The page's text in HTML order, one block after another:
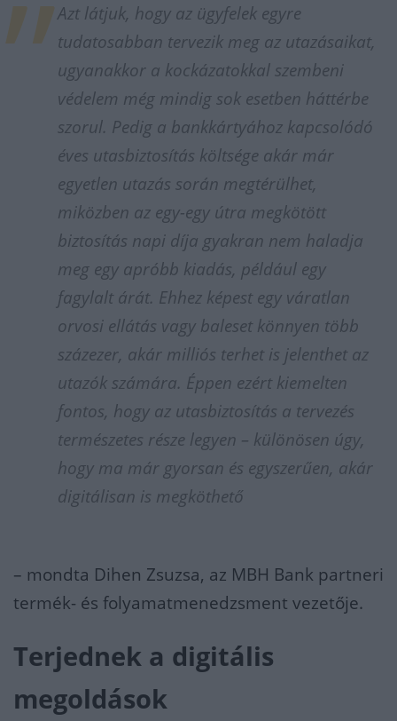
Azt látjuk, hogy az ügyfelek egyre
tudatosabban tervezik meg az utazásaikat,
ugyanakkor a kockázatokkal szembeni
védelem még mindig sok esetben háttérbe
szorul. Pedig a bankkártyához kapcsolódó
éves utasbiztosítás költsége akár már
egyetlen utazás során megtérülhet,
miközben az egy-egy útra megkötött
biztosítás napi díja gyakran nem haladja
meg egy apróbb kiadás, például egy
fagylalt árát. Ehhez képest egy váratlan
orvosi ellátás vagy baleset könnyen több
százezer, akár milliós terhet is jelenthet az
utazók számára. Éppen ezért kiemelten
fontos, hogy az utasbiztosítás a tervezés
természetes része legyen – különösen úgy,
hogy ma már gyorsan és egyszerűen, akár
digitálisan is megköthető
– mondta Dihen Zsuzsa, az MBH Bank partneri
termék- és folyamatmenedzsment vezetője.
Terjednek a digitális
megoldások